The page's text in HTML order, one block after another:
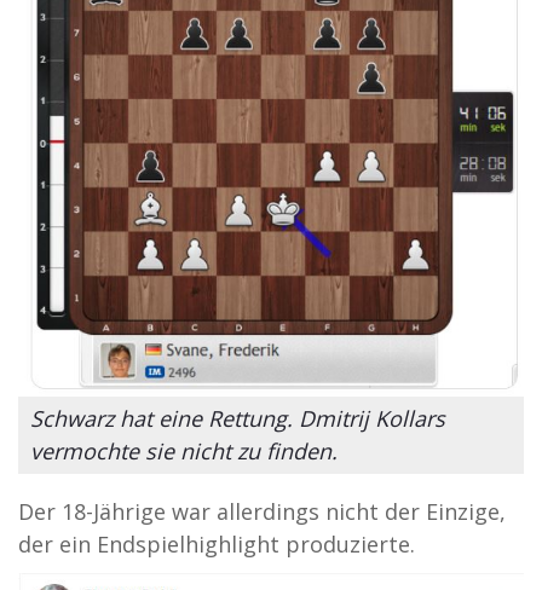
Schwarz hat eine Rettung. Dmitrij Kollars
vermochte sie nicht zu finden.
Der 18-Jährige war allerdings nicht der Einzige,
der ein Endspielhighlight produzierte.